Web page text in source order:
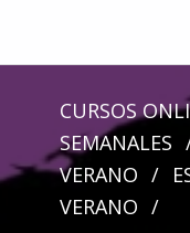
CURSOS
SEMANALES
VERANO /
VERANO /